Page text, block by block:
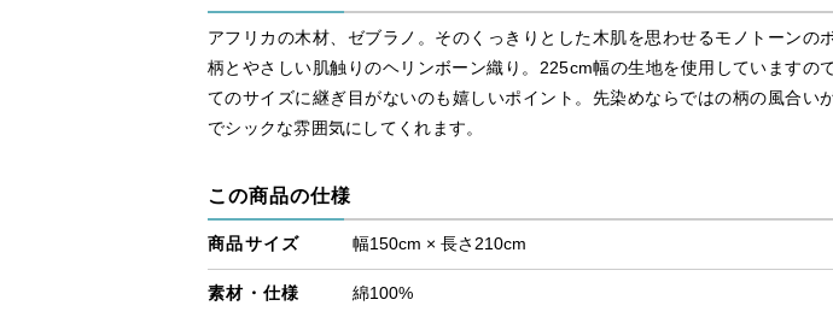
アフリカの木材、ゼブラノ。そのくっきりとした木肌を思わせるモノトーンの
柄とやさしい肌触りのヘリンボーン織り。225cm幅の生地を使用していますの
てのサイズに継ぎ目がないのも嬉しいポイント。先染めならではの柄の風合い
でシックな雰囲気にしてくれます。
この商品の仕様
商品サイズ 幅150cm × 長さ210cm
素材・仕様 綿100%